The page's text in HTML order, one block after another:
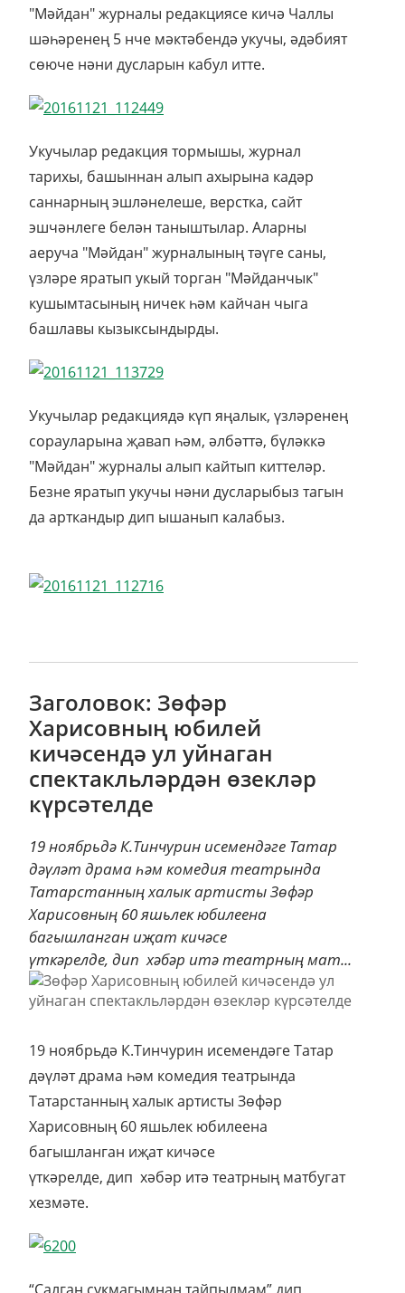
"Мәйдан" журналы редакциясе кичә Чаллы
шәһәренең 5 нче мәктәбендә укучы, әдәбият
сөюче нәни дусларын кабул итте.
Укучылар редакция тормышы, журнал
тарихы, башыннан алып ахырына кадәр
саннарның эшләнелеше, верстка, сайт
эшчәнлеге белән таныштылар. Аларны
аеруча "Мәйдан" журналының тәүге саны,
үзләре яратып укый торган "Мәйданчык"
кушымтасының ничек һәм кайчан чыга
башлавы кызыксындырды.
Укучылар редакциядә күп яңалык, үзләренең
сорауларына җавап һәм, әлбәттә, бүләккә
"Мәйдан" журналы алып кайтып киттеләр.
Безне яратып укучы нәни дусларыбыз тагын
да арткандыр дип ышанып калабыз.
Заголовок: Зөфәр
Харисовның юбилей
кичәсендә ул уйнаган
спектакльләрдән өзекләр
күрсәтелде
19 ноябрьдә К.Тинчурин исемендәге Татар
дәүләт драма һәм комедия театрында
Татарстанның халык артисты Зөфәр
Харисовның 60 яшьлек юбилеена
багышланган иҗат кичәсе
үткәрелде, дип хәбәр итә театрның мат...
19 ноябрьдә К.Тинчурин исемендәге Татар
дәүләт драма һәм комедия театрында
Татарстанның халык артисты Зөфәр
Харисовның 60 яшьлек юбилеена
багышланган иҗат кичәсе
үткәрелде, дип хәбәр итә театрның матбугат
хезмәте.